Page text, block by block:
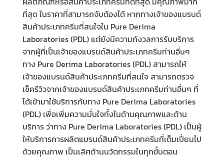
ที่สุด ในราคาที่สามารถจับต้องได้ หากทางเจ้าของแบรนด์
สินค้าประเภทครีมที่สนใจใน Pure Derima
Laboratories (PDL) แต่ยังมีความกังวลการรับบริการ
จากผู้ที่เป็นเจ้าของแบรนด์สินค้าประเภทครีมท่านอื่นๆ
ทาง Pure Derima Laboratories (PDL)สามารถให้
เจ้าของแบรนด์สินค้าประเภทครีมที่สนใจ สามารถตรวจ
เช็ครีวิวจากเจ้าของแบรนด์สินค้าประเภทครีมท่านอื่นๆ ที่
ได้เข้ามาใช้บริการกับทาง Pure Derima Laboratories
(PDL) เพื่อเพิ่มความมั่นใจทั้งในด้านคุณภาพและด้าน
บริการ ว่าทาง Pure Derima Laboratories (PDL) เป็นผู้
ให้บริการการผลิตแบรนด์สินค้าประเภทครีมที่เต็มเปี่ยมไป
ด้วยคุณภาพ เป็นเลิศด้านนวัตกรรมในทุกขั้นตอน